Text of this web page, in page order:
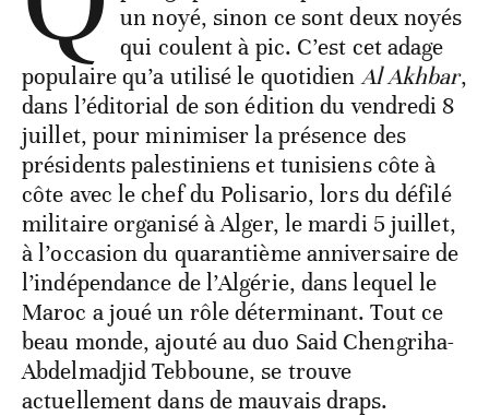
un noyé, sinon ce sont deux noyés
qui coulent à pic. C’est cet adage
populaire qu’a utilisé le quotidienAl Akhbar,
dans l’éditorial de son édition du vendredi 8
juillet, pour minimiser la présence des
présidents palestiniens et tunisiens côte à
côte avec le chef du Polisario, lors du défilé
militaire organisé à Alger, le mardi 5 juillet,
à l’occasion du quarantième anniversaire de
l’indépendance de l’Algérie, dans lequel le
Maroc a joué un rôle déterminant. Tout ce
beau monde, ajouté au duo Said Chengriha-
Abdelmadjid Tebboune, se trouve
actuellement dans de mauvais draps.